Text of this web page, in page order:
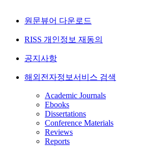
원문뷰어 다운로드
RISS 개인정보 재동의
공지사항
해외전자정보서비스 검색
Academic Journals
Ebooks
Dissertations
Conference Materials
Reviews
Reports